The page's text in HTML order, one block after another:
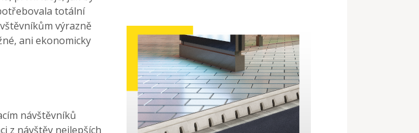
totální
výrazně
ani ekonomicky
návštěvníků
z návštěv nejlepších